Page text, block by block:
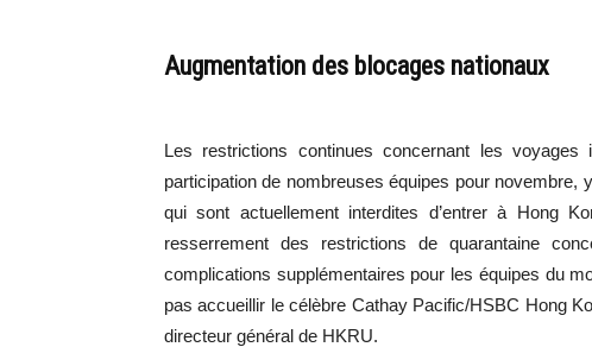
Augmentation des blocages nationaux
Les restrictions continues concernant les voyages
participation de nombreuses équipes pour
qui sont actuellement interdites d’entrer à Hong
resserrement des restrictions de quarantaine
complications supplémentaires pour les équipes du
pas accueillir le célèbre Cathay Pacific/HSBC Hong
directeur général de HKRU.